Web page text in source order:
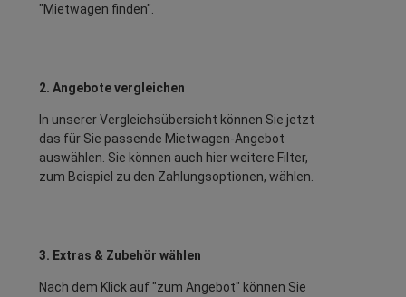
"Mietwagen finden".
2. Angebote vergleichen
In unserer Vergleichsübersicht können Sie jetzt
das für Sie passende Mietwagen-Angebot
auswählen. Sie können auch hier weitere Filter,
zum Beispiel zu den Zahlungsoptionen, wählen.
3. Extras & Zubehör wählen
Nach dem Klick auf "zum Angebot" können Sie